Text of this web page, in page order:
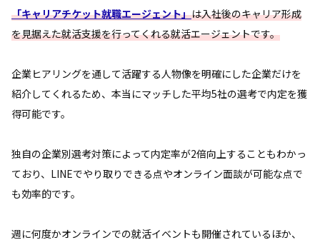
「キャリアチケット就職エージェント」は入社後のキャリア形成
を見据えた就活支援を行ってくれる就活エージェントです。
企業ヒアリングを通して活躍する人物像を明確にした企業だけを
紹介してくれるため、本当にマッチした平均5社の選考で内定を獲
得可能です。
独自の企業別選考対策によって内定率が2倍向上することもわかっ
ており、LINEでやり取りできる点やオンライン面談が可能な点で
も効率的です。
週に何度かオンラインでの就活イベントも開催されているほか、